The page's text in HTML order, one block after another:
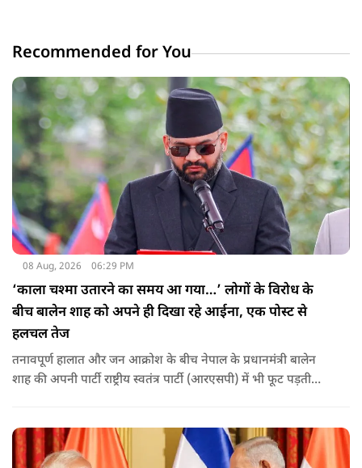
Recommended for You
08 Aug, 2026 06:29 PM
‘काला चश्मा उतारने का समय आ गया…’ लोगों के विरोध के
बीच बालेन शाह को अपने ही दिखा रहे आईना, एक पोस्ट से
हलचल तेज
तनावपूर्ण हालात और जन आक्रोश के बीच नेपाल के प्रधानमंत्री बालेन
शाह की अपनी पार्टी राष्ट्रीय स्वतंत्र पार्टी (आरएसपी) में भी फूट पड़ती